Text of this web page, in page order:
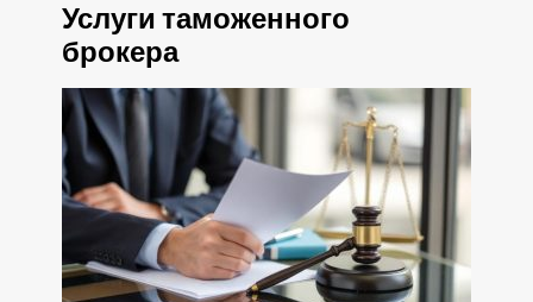
Услуги таможенного
брокера